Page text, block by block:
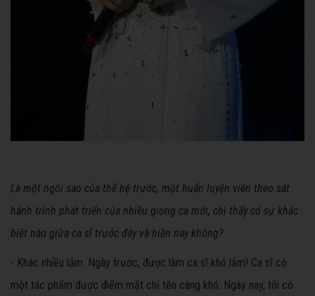
Là một ngôi sao của thế hệ trước, một huấn luyện viên theo sát
hành trình phát triển của nhiều giọng ca mới, chị thấy có sự khác
biệt nào giữa ca sĩ trước đây và hiện nay không?
- Khác nhiều lắm. Ngày trước, được làm ca sĩ khó lắm! Ca sĩ có
một tác phẩm được điểm mặt chỉ tên càng khó. Ngày nay, tôi có